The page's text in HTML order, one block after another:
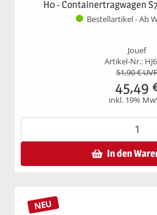
H0 - Containertragwagen
Bestellartikel - Ab
Jouef
Artikel-Nr.:
51,90€
45,49
inkl. 19%
In den
NEU